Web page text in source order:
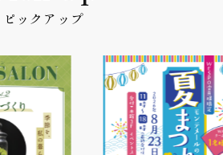
ピックアップ